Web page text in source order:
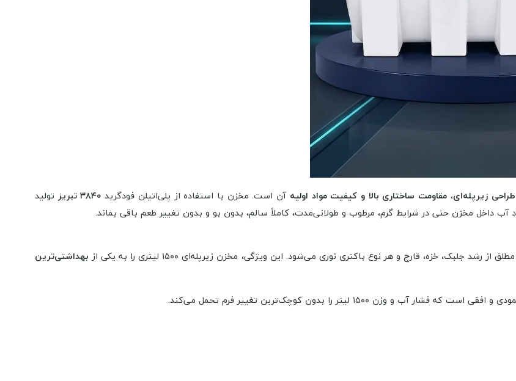
زیرپله‌ای، مقاومت ساختاری بالا و کیفیت مواد اولیه آن است. مخزن با استفاده از پلی‌اتیلن فودگرید ۳۸۴۰ تبریز
تولید
داخل مخزن حتی در شرایط گرم، مرطوب و طولانی‌مدت، کاملاً سالم، بدون بو و بدون تغییر طعم باقی بماند.
خزه، قارچ و هر نوع باکتری نوری می‌شود. این ویژگی، مخزن زیرپله‌ای ۱۵۰۰ لیتری را به یکی از
بهداشتی‌ترین
لیتر را بدون کوچک‌ترین تغییر فرم تحمل می‌کند.